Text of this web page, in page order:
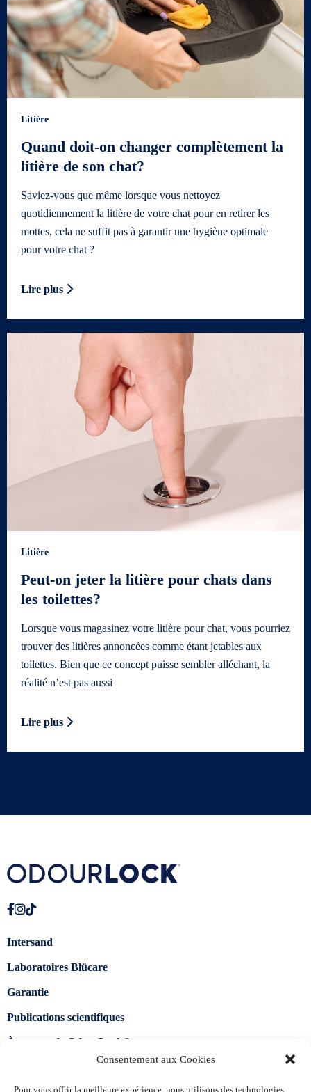
Consentement aux Cookies
Pour vous offrir la meilleure expérience, nous utilisons des technologies
Litière
Quand doit-on changer complètement la
litière de son chat?
Saviez-vous que même lorsque vous nettoyez
quotidiennement la litière de votre chat pour en retirer les
mottes, cela ne suffit pas à garantir une hygiène optimale
pour votre chat ?
Lire plus
Litière
Peut-on jeter la litière pour chats dans
les toilettes?
Lorsque vous magasinez votre litière pour chat, vous pourriez
trouver des litières annoncées comme étant jetables aux
toilettes. Bien que ce concept puisse sembler alléchant, la
réalité n’est pas aussi
Lire plus
Intersand
Laboratoires Blücare
Garantie
Publications scientifiques
À propos de OdourLock®